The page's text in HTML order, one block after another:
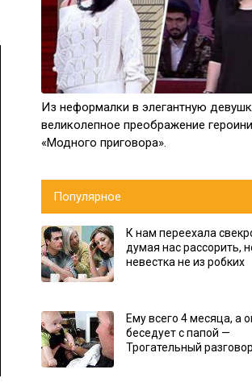
Из неформалки в элегантную
великолепное преображение героини
«Модного приговора».
Популярное
К нам переехала
думая нас рассорить,
невестка не из робких
Ему всего 4 месяца, а
беседует с папой —
Трогательный разговор